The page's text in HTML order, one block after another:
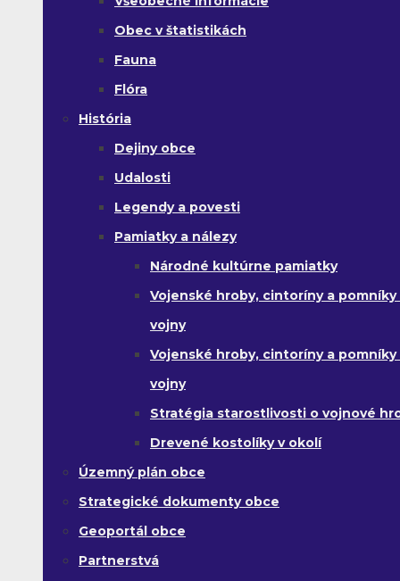
Obec v štatistikách
Fauna
Flóra
História
Dejiny obce
Udalosti
Legendy a povesti
Pamiatky a nálezy
Národné kultúrne pamiatky
Vojenské hroby, cintoríny a pomníky
vojny
Vojenské hroby, cintoríny a pomníky
vojny
Stratégia starostlivosti o vojnové
Drevené kostolíky v okolí
Územný plán obce
Strategické dokumenty obce
Geoportál obce
Partnerstvá